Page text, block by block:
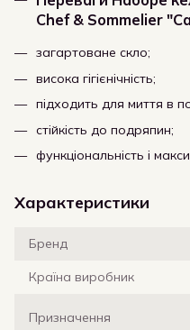
Chef & Sommelier
загартоване скло;
висока гігієнічність;
підходить для миття в
стійкість до подряпин;
функціональність і
Характеристики
Бренд
Країна виробник
Призначення